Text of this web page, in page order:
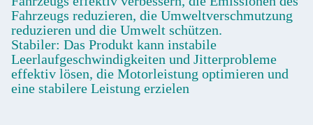
Fahrzeugs reduzieren, die Umweltverschmutzung
reduzieren und die Umwelt schützen.
Stabiler: Das Produkt kann instabile
Leerlaufgeschwindigkeiten und Jitterprobleme
effektiv lösen, die Motorleistung optimieren und
eine stabilere Leistung erzielen